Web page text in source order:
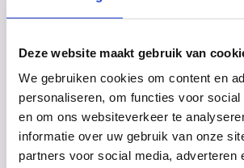
Deze website maakt gebruik van
We gebruiken cookies om content en
personaliseren, om functies voor social
en om ons websiteverkeer te
informatie over uw gebruik van onze
partners voor social media, adverteren
De eerste twee dagen van het CSE zijn
voorbij. Het Dalton College wenst al haar
examenleerlingen voor alle komende